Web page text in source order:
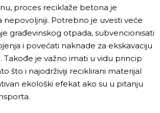
proces reciklaže betona je
nepovoljniji. Potrebno je uvesti veće
građevinskog otpada, subvencionisati
i povećati naknade za ekskavaciju
Takođe je važno imati u vidu princip
što i najodrživiji reciklirani materijal
ekološki efekat ako su u pitanju